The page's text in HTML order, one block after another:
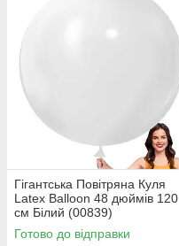
Гігантська Повітряна Куля
Latex Balloon 48 дюймів 120
см Білий (00839)
Готово до відправки